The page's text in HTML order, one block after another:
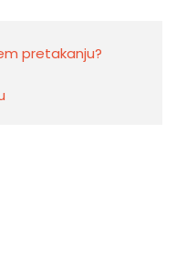
pretakanju?